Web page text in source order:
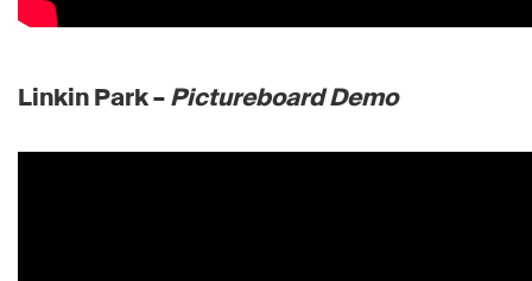
Linkin Park –Pictureboard Demo